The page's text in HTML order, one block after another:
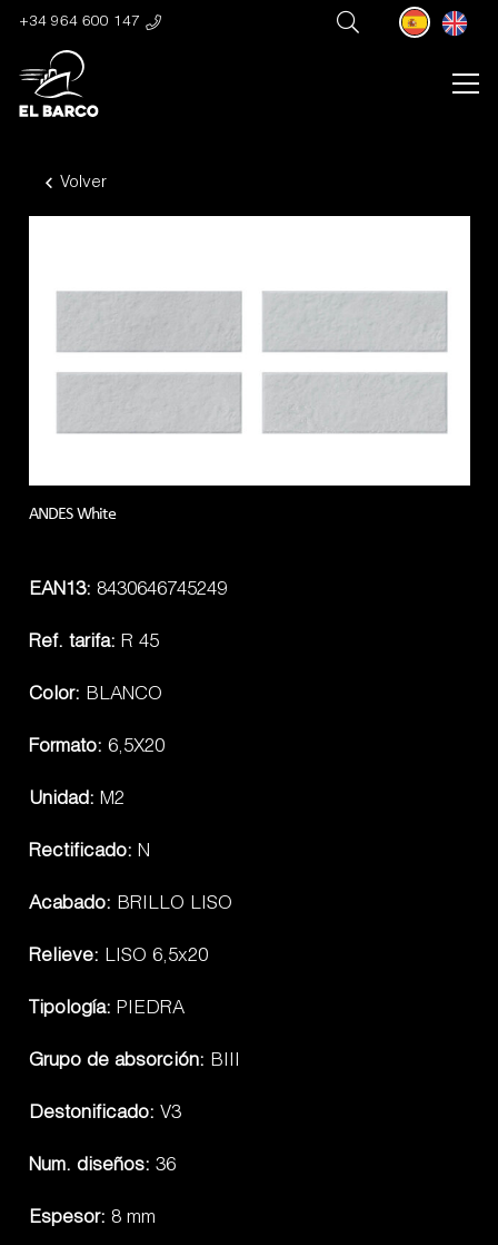
+34 964 600 147
Volver
ANDES White
EAN13: 8430646745249
Ref. tarifa: R 45
Color: BLANCO
Formato: 6,5X20
Unidad: M2
Rectificado: N
Acabado: BRILLO LISO
Relieve: LISO 6,5x20
Tipología: PIEDRA
Grupo de absorción: BIII
Destonificado: V3
Num. diseños: 36
Espesor: 8 mm